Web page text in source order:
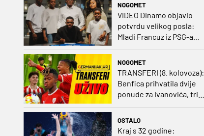
NOGOMET
VIDEO Dinamo objavio
potvrdu velikog posla:
Mladi Francuz iz PSG-a
NOGOMET
TRANSFERI (8. kolovoza):
Benfica prihvatila dvije
ponude za Ivanovića, tri
OSTALO
Kraj s 32 godine: